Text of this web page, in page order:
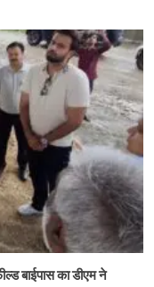
बाईपास का डीएम ने